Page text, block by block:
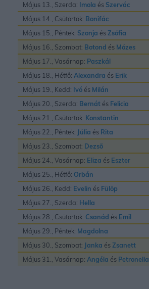
Május 13., Szerda: Imola és Szervác
Május 14., Csütörtök: Bonifác
Május 15., Péntek: Szonja ésZsófia
Május 16., Szombat: Botond és Mózes
Május 17., Vasárnap: Paszkál
Május 18., Hétfő: Alexandra és Erik
Május 19., Kedd: Ivó és Milán
Május 20., Szerda: Bernát és Felicia
Május 21., Csütörtök: Konstantin
Május 22., Péntek: Júlia és Rita
Május 23., Szombat: Dezsõ
Május 24., Vasárnap: Eliza és Eszter
Május 25., Hétfő: Orbán
Május 26., Kedd: Evelin és Fülöp
Május 27., Szerda: Hella
Május 28., Csütörtök: Csanád és Emil
Május 29., Péntek: Magdolna
Május 30., Szombat: Janka ésZsanett
Május 31., Vasárnap: Angéla és Petronella